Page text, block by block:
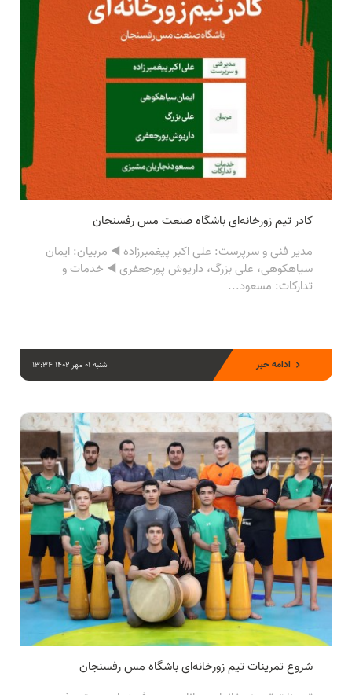
کادر تیم زورخانه‌ای باشگاه صنعت مس رفسنجان
مدیر فنی و سرپرست: علی اکبر پیغمبرزاده ◀️ مربیان: ایمان
سیاهکوهی، علی بزرگ، داریوش پورجعفری ◀️ خدمات و
تدارکات: مسعود...
شنبه 01 مهر 1402 13:34 ادامه خبر
شروع تمرینات تیم زورخانه‌ای باشگاه مس رفسنجان